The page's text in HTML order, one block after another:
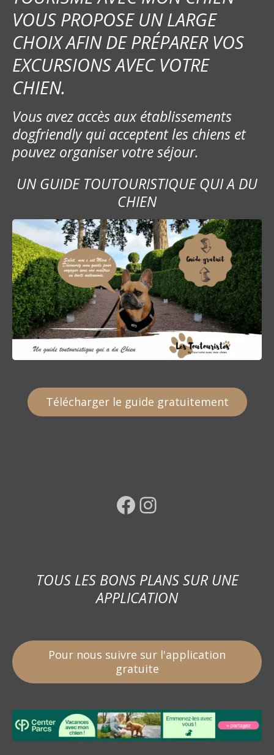
VOUS PROPOSE UN LARGE
CHOIX AFIN DE PRÉPARER VOS
EXCURSIONS AVEC VOTRE
CHIEN.
Vous avez accès aux établissements
dogfriendly qui acceptent les chiens et
pouvez organiser votre séjour.
UN GUIDE TOUTOURISTIQUE QUI A DU
CHIEN
Télécharger le guide gratuitement
Facebook Instagram
TOUS LES BONS PLANS SUR UNE
APPLICATION
Pour nous suivre sur l'application
gratuite